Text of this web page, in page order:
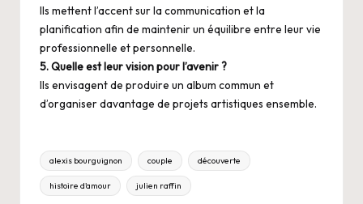
Ils mettent l’accent sur la communication et la
planification afin de maintenir un équilibre entre leur vie
professionnelle et personnelle.
5. Quelle est leur vision pour l’avenir ?
Ils envisagent de produire un album commun et
d’organiser davantage de projets artistiques ensemble.
Tags:
alexis bourguignon couple découverte
histoire d'amour julien raffin